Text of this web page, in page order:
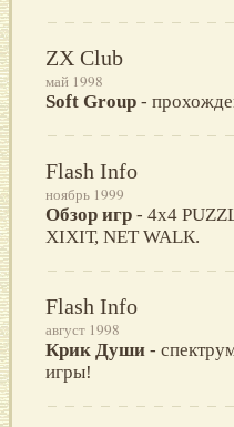
ZX Club
май 1998
Soft Group -
Flash Info
ноябрь 1999
Обзор игр - 4х4
XIXIТ, NEТ WALК.
Flash Info
август 1998
Крик Души -
игры!